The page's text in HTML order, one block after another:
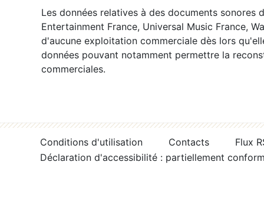
Les données relatives à des documents sonores
Entertainment France, Universal Music France,
d'aucune exploitation commerciale dès lors
données pouvant notamment permettre la
commerciales.
Conditions d'utilisation Contacts
Flux
Déclaration d'accessibilité : partiellement